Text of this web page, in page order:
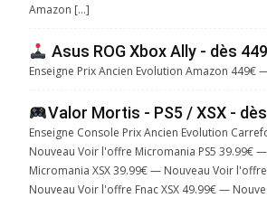
Amazon […]
Asus ROG Xbox Ally - dès
Enseigne Prix Ancien Evolution Amazon
Valor Mortis - PS5 / XSX -
Enseigne Console Prix Ancien Evolution
Nouveau Voir l'offre Micromania PS5 39.99€
Micromania XSX 39.99€ — Nouveau Voir
Nouveau Voir l'offre Fnac XSX 49.99€ —